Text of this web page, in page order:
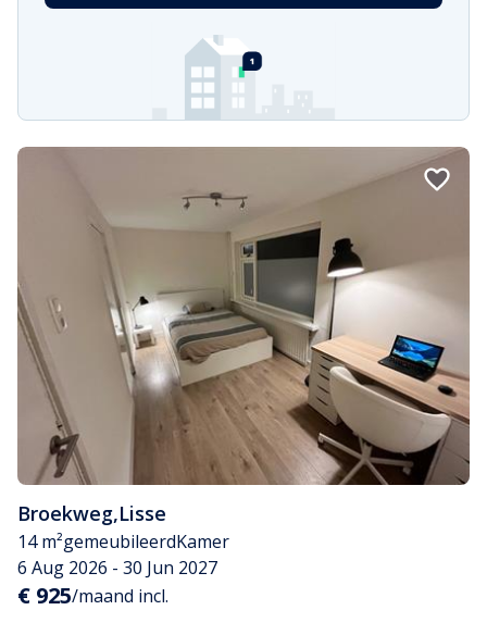
Broekweg,Lisse
14 m²gemeubileerdKamer
6 Aug 2026 - 30 Jun 2027
€ 925/maand incl.